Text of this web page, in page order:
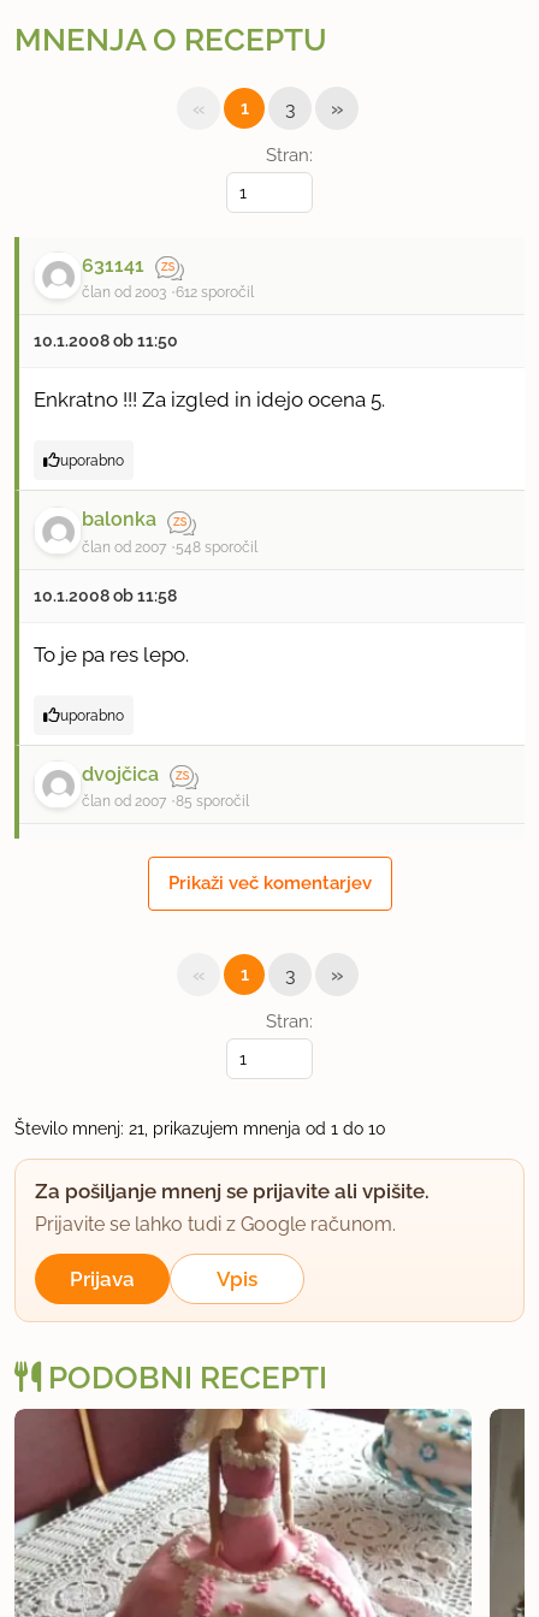
MNENJA O RECEPTU
Stran:
« 1 3 »
631141
član od 2003 612 sporočil
10.1.2008 ob 11:50
Enkratno !!! Za izgled in idejo ocena 5.
uporabno
balonka
član od 2007 548 sporočil
10.1.2008 ob 11:58
To je pa res lepo.
uporabno
dvojčica
član od 2007 85 sporočil
Katka, carica si.
17907 sporočil
Pa to potem pojeste?
uporabno
ajvika
10.1.2008 ob 12:21
Katka, a delaš v slaščičarni? Če ne, jo lahko kar ti
odpreš, boš imela ful strank. Dasa si, ni kaj!
uporabno
ADRIJANAM
član od 2006 212 sporočil
Prikaži več komentarjev
Stran:
« 1 3 »
Število mnenj: 21, prikazujem mnenja od 1 do 10
Za pošiljanje mnenj se prijavite ali vpišite.
Prijavite se lahko tudi z Google računom.
Prijava Vpis
PODOBNI RECEPTI